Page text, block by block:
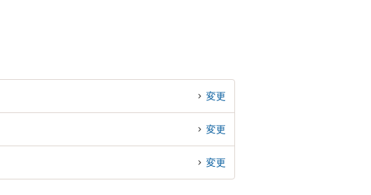
変更
変更
変更